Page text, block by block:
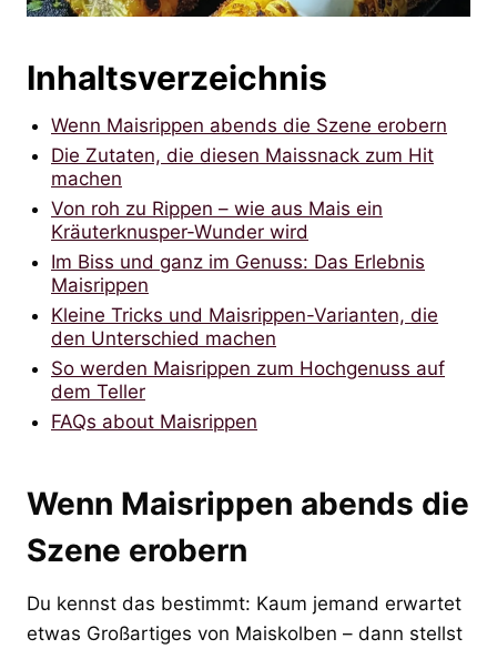
Inhaltsverzeichnis
Wenn Maisrippen abends die Szene erobern
Die Zutaten, die diesen Maissnack zum Hit
machen
Von roh zu Rippen – wie aus Mais ein
Kräuterknusper-Wunder wird
Im Biss und ganz im Genuss: Das Erlebnis
Maisrippen
Kleine Tricks und Maisrippen-Varianten, die
den Unterschied machen
So werden Maisrippen zum Hochgenuss auf
dem Teller
FAQs about Maisrippen
Wenn Maisrippen abends die
Szene erobern
Du kennst das bestimmt: Kaum jemand erwartet
etwas Großartiges von Maiskolben – dann stellst